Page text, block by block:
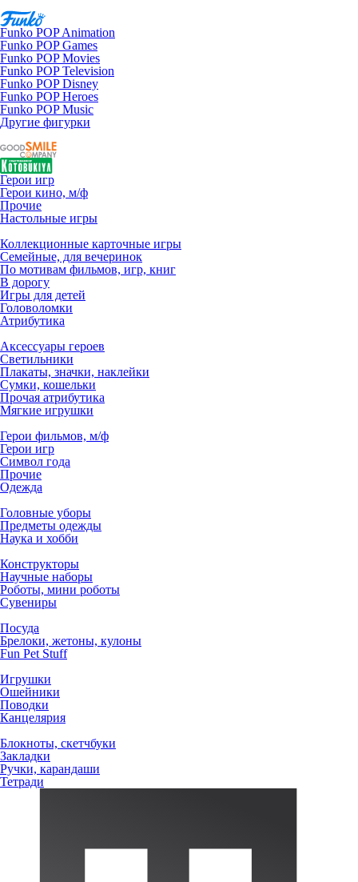
Funko POP Animation
Funko POP Games
Funko POP Movies
Funko POP Television
Funko POP Disney
Funko POP Heroes
Funko POP Music
Другие фигурки
Герои игр
Герои кино, м/ф
Прочие
Настольные игры
Коллекционные карточные игры
Семейные, для вечеринок
По мотивам фильмов, игр, книг
В дорогу
Игры для детей
Головоломки
Атрибутика
Аксессуары героев
Светильники
Плакаты, значки, наклейки
Сумки, кошельки
Прочая атрибутика
Мягкие игрушки
Герои фильмов, м/ф
Герои игр
Символ года
Прочие
Одежда
Головные уборы
Предметы одежды
Наука и хобби
Конструкторы
Научные наборы
Роботы, мини роботы
Сувениры
Посуда
Брелоки, жетоны, кулоны
Fun Pet Stuff
Игрушки
Ошейники
Поводки
Канцелярия
Блокноты, скетчбуки
Закладки
Ручки, карандаши
Тетради